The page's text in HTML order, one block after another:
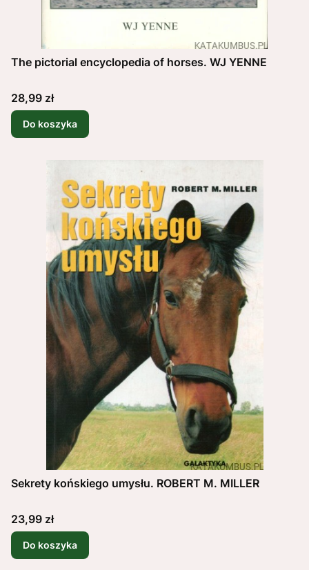
The pictorial encyclopedia of horses. WJ YENNE
Cena
28,99 zł
Do koszyka
Sekrety końskiego umysłu. ROBERT M. MILLER
Cena
23,99 zł
Do koszyka